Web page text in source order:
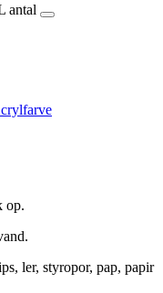
antal
op.
ler, styropor, pap, papir